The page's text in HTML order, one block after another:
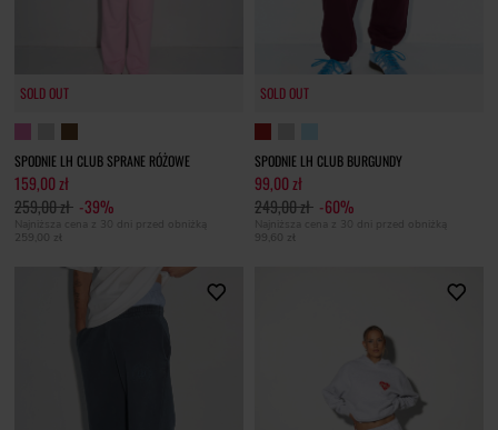
SOLD OUT
SPODNIE LH CLUB SPRANE RÓŻOWE
159,00 zł
259,00 zł -39%
Najniższa cena z 30 dni przed obniżką
259,00 zł
SOLD OUT
SPODNIE LH CLUB BURGUNDY
99,00 zł
249,00 zł -60%
Najniższa cena z 30 dni przed obniżką
99,60 zł